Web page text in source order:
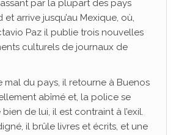
par la plupart des pays
et arrive jusqu’au Mexique, où,
Paz il publie trois nouvelles
culturels de journaux de
mal du pays, il retourne à Buenos
abîmé et, la police se
de lui, il est contraint à l’exil.
il brûle livres et écrits, et une